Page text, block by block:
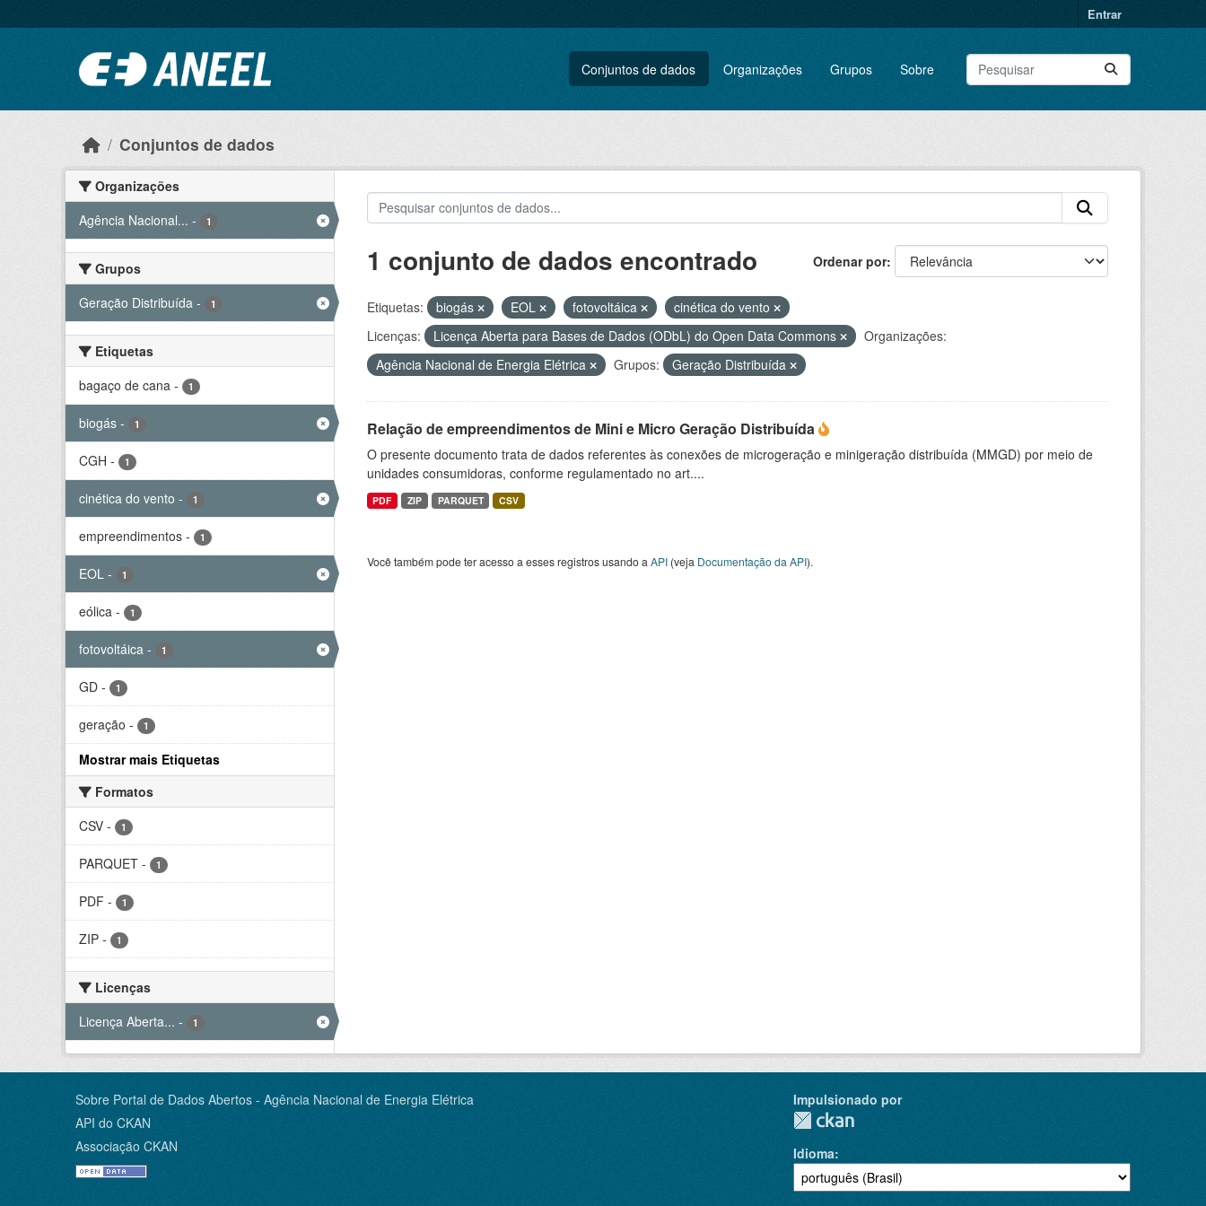
Entrar
Conjuntos de dados Organizações Grupos Sobre
Conjuntos de dados
Organizações
Agência Nacional... - 1
Grupos
Geração Distribuída - 1
Etiquetas
bagaço de cana - 1
biogás - 1
CGH - 1
cinética do vento - 1
empreendimentos - 1
EOL - 1
eólica - 1
fotovoltáica - 1
GD - 1
geração - 1
Mostrar mais Etiquetas
Formatos
CSV - 1
PARQUET - 1
PDF - 1
ZIP - 1
Licenças
Licença Aberta... - 1
Ordenar por
1 conjunto de dados encontrado
Etiquetas: biogás EOL fotovoltáica
cinética do vento
Licenças:
Licença Aberta para Bases de Dados (ODbL) do Open Data Commons
Organizações:
Agência Nacional de Energia Elétrica
Grupos: Geração Distribuída
Relação de empreendimentos de Mini e Micro Geração Distribuída
O presente documento trata de dados referentes às conexões de microgeração e minigeração distribuída (MMGD) por meio de
unidades consumidoras, conforme regulamentado no art....
PDF ZIP PARQUET CSV
Você também pode ter acesso a esses registros usando a API(veja Documentação da API).
Sobre Portal de Dados Abertos - Agência Nacional de Energia Elétrica
API do CKAN
Associação CKAN
Impulsionado por
Idioma